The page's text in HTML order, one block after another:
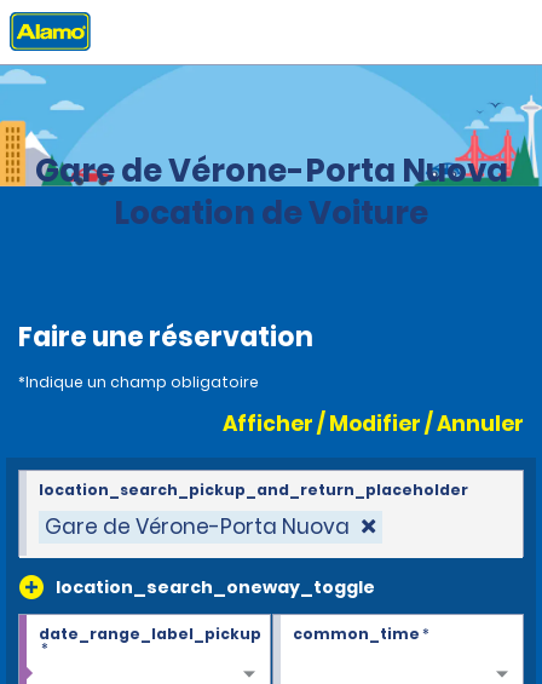
Accueil Agences
Gare de Vérone-Porta Nuova
Location de Voiture
Faire une réservation
*Indique un champ obligatoire
Afficher / Modifier / Annuler
Gare de Vérone-Porta Nuova
location_search_oneway_toggle
location_search_pickup_and_return_placeholder
date_range_label_pickup
*
common_time*